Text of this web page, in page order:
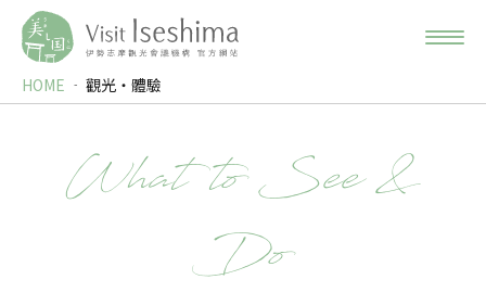
HOME 觀光‧體驗
What to See &
Do